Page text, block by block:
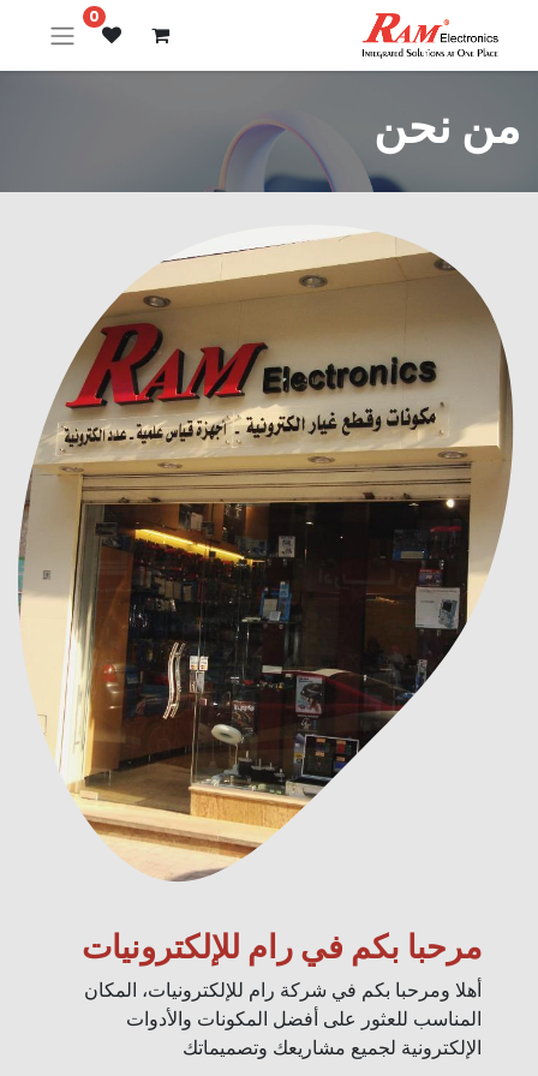
0
من نحن
مرحبا بكم في رام للإلكترونيات
أهلا ومرحبا بكم في شركة رام للإلكترونيات، المكان
المناسب للعثور على أفضل المكونات والأدوات
الإلكترونية لجميع مشاريعك وتصميماتك